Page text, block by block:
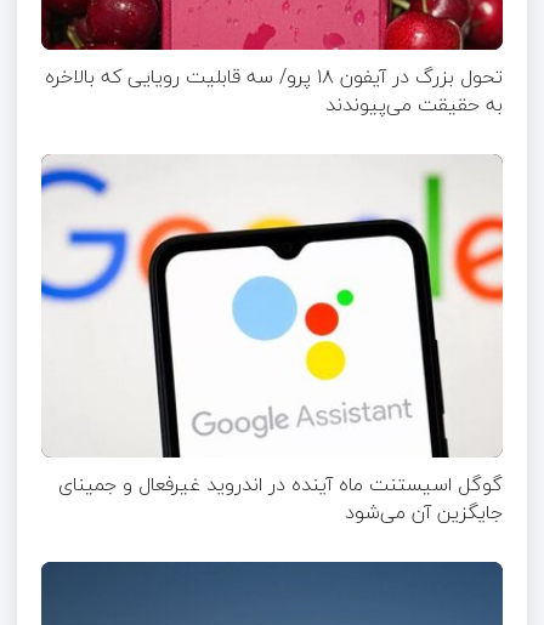
تحول بزرگ در آیفون ۱۸ پرو/ سه قابلیت رویایی که بالاخره
به حقیقت می‌پیوندند
گوگل اسیستنت ماه آینده در اندروید غیرفعال و جمینای
جایگزین آن می‌شود